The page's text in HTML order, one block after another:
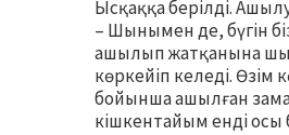
Ысқаққа берілді.
– Шынымен де, бүгін
ашылып жатқанына
көркейіп келеді.
бойынша ашылған
кішкентайым енді